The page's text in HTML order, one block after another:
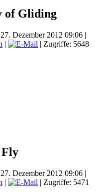
of Gliding
Dezember 2012 09:06 |
| | Zugriffe: 5648
Dezember 2012 09:06 |
| | Zugriffe: 5471